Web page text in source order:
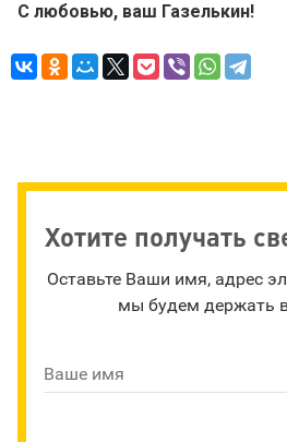
С любовью, ваш Газелькин!
Хотите получать
Оставьте Ваши имя, адрес
мы будем держать
Ваше имя